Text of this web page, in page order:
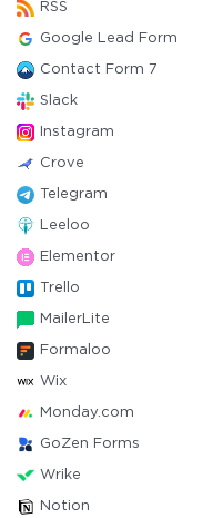
RSS
Google Lead Form
Contact Form 7
Slack
Instagram
Crove
Telegram
Leeloo
Elementor
Trello
MailerLite
Formaloo
Wix
Monday.com
GoZen Forms
Wrike
Notion